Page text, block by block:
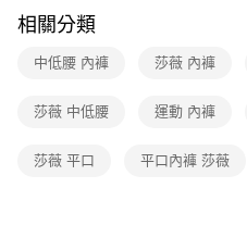
每筆NT$80，滿NT$1,000(含以上)
每筆NT$80，滿NT$1,000(含以
相關分類
中低腰 內褲 莎薇 內褲
莎薇 中低腰 運動 內褲
莎薇 平口 平口內褲 莎薇